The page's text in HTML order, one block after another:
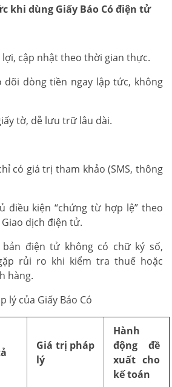
khi dùng Giấy Báo Có điện tử
lợi, cập nhật theo thời gian thực.
dõi dòng tiền ngay lập tức, không
tờ, dễ lưu trữ lâu dài.
có giá trị tham khảo (SMS, thông
điều kiện “chứng từ hợp lệ” theo
dịch điện tử.
điện tử không có chữ ký số,
rủi ro khi kiểm tra thuế hoặc
hàng.
lý của Giấy Báo Có
Giá trị pháp
lý
Hành
động đề
xuất cho
kế toán